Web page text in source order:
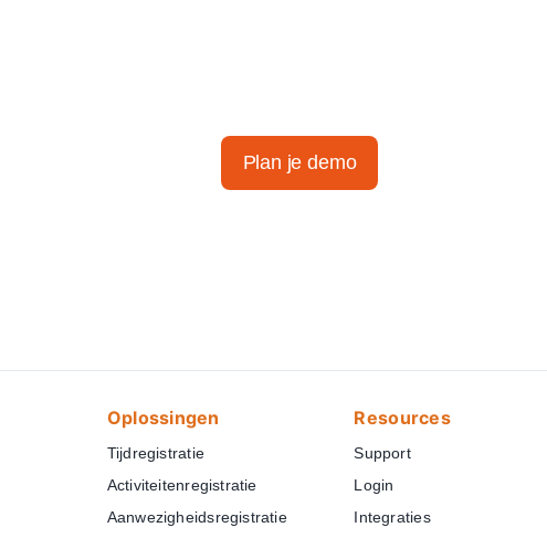
Plan je demo
Oplossingen
Tijdregistratie
Activiteitenregistratie
Aanwezigheidsregistratie
Resources
Support
Login
Integraties